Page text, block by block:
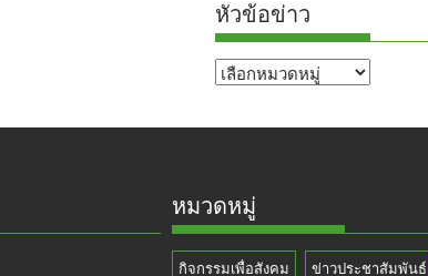
หัวข้อข่าว
หัวข้อ
หมวดหมู่
กิจกรรมเพื่อสังคม ข่าวประชาสัมพันธ์